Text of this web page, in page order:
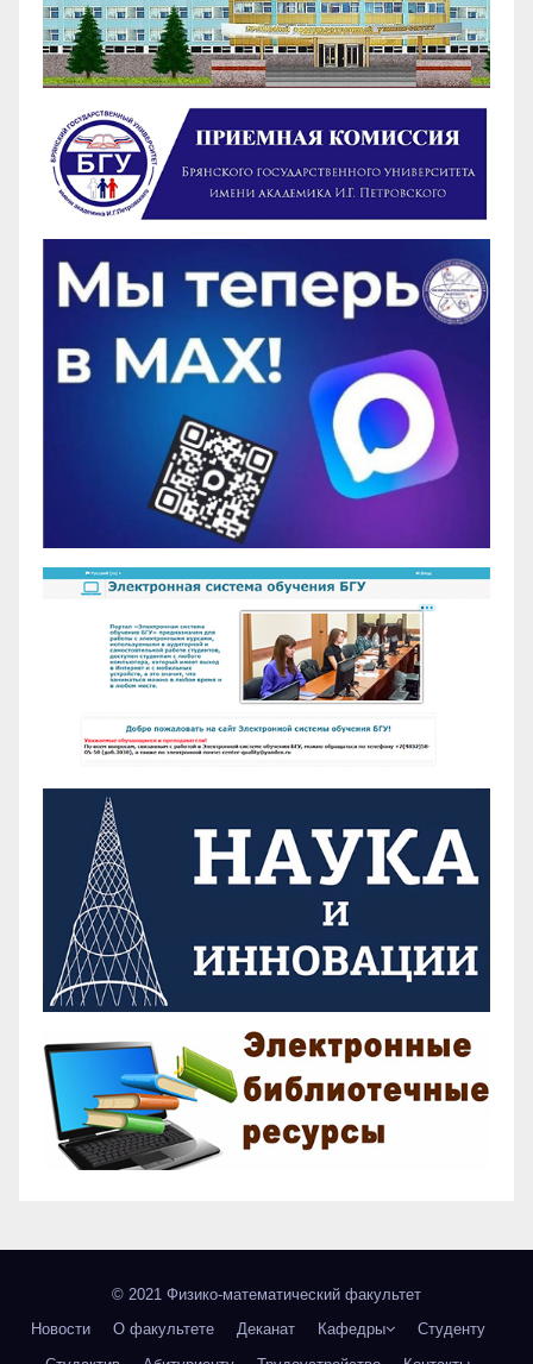
© 2021 Физико-математический факультет
Новости
О факультете Деканат Кафедры
Студенту